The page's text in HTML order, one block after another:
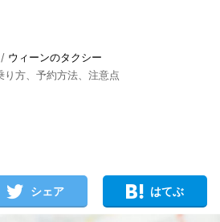
/ ウィーンのタクシー
り方、予約方法、注意点
シェア はてぶ